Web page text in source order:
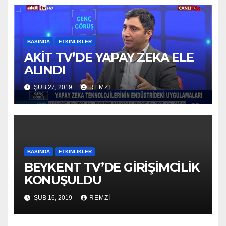
BASINDA ETKINLIKLER
AKİT TV’DE YAPAY ZEKA ELE
ALINDI
ŞUB 27, 2019 REMZI
BASINDA ETKINLIKLER
BEYKENT TV’DE GİRİŞİMCİLİK
KONUŞULDU
ŞUB 16, 2019 REMZI